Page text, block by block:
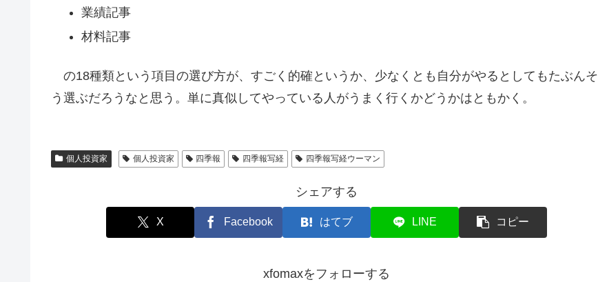
業績記事
材料記事
の18種類という項目の選び方が、すごく的確というか、少なくとも自分がやるとしてもたぶんそ
う選ぶだろうなと思う。単に真似してやっている人がうまく行くかどうかはともかく。
個人投資家 個人投資家 四季報 四季報写経 四季報写経ウーマン
シェアする
X Facebook はてブ LINE コピー
xfomaxをフォローする